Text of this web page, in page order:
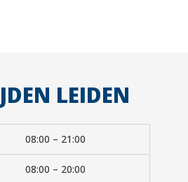
LEIDEN
08:00 – 21:00
08:00 – 20:00